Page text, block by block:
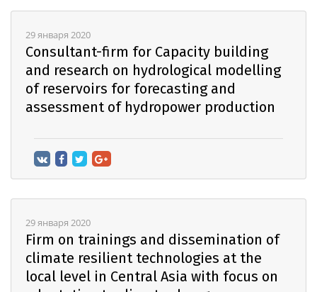
29 января 2020
Consultant-firm for Capacity building
and research on hydrological modelling
of reservoirs for forecasting and
assessment of hydropower production
29 января 2020
Firm on trainings and dissemination of
climate resilient technologies at the
local level in Central Asia with focus on